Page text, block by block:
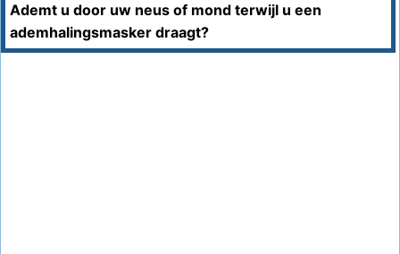
Aandoeningen En Behandelingen Mond- En Tandzorg
Ademt u door uw neus of mond terwijl u een
ademhalingsmasker draagt?